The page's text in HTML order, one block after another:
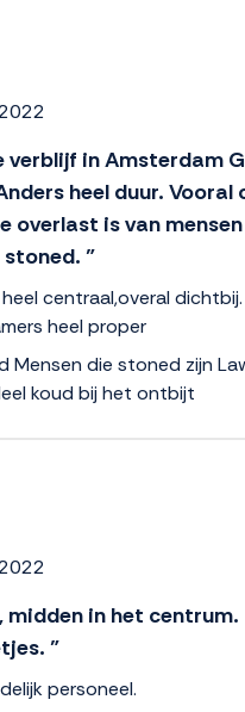
verblijf in Amsterdam
heel duur. Vooral
overlast is van
”
centraal,overal
heel proper
Mensen die stoned zijn
koud bij het ontbijt
midden in het centrum.
”
personeel.